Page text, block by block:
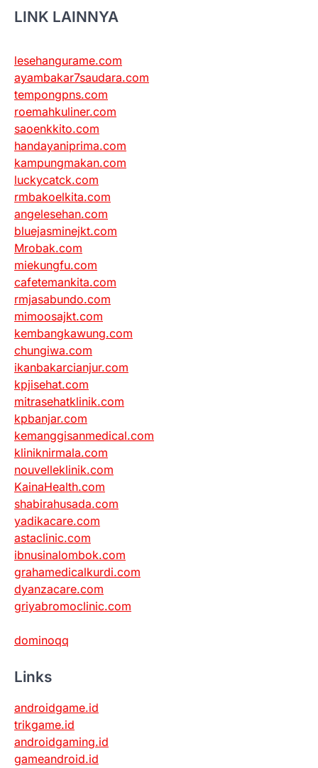
LINK LAINNYA
lesehangurame.com
ayambakar7saudara.com
tempongpns.com
roemahkuliner.com
saoenkkito.com
handayaniprima.com
kampungmakan.com
luckycatck.com
rmbakoelkita.com
angelesehan.com
bluejasminejkt.com
Mrobak.com
miekungfu.com
cafetemankita.com
rmjasabundo.com
mimoosajkt.com
kembangkawung.com
chungiwa.com
ikanbakarcianjur.com
kpjisehat.com
mitrasehatklinik.com
kpbanjar.com
kemanggisanmedical.com
kliniknirmala.com
nouvelleklinik.com
KainaHealth.com
shabirahusada.com
yadikacare.com
astaclinic.com
ibnusinalombok.com
grahamedicalkurdi.com
dyanzacare.com
griyabromoclinic.com
dominoqq
Links
androidgame.id
trikgame.id
androidgaming.id
gameandroid.id